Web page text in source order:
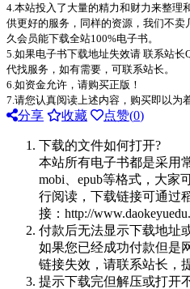
4.本站投入了大量的精力和财力来整理
供更好的服务，同样的资源，我们不
久会员能下载全站100%电子书。
5.如果电子书下载地址失效请 联系站
代找服务，如有需要，可联系站长。
6.如资金允许，请购买正版！
7.请您认真阅读上述内容，购买即以为
分享 收藏 点赞(0)
下载的文件如何打开?
本站所有电子书都是采用
mobi、epub等格式，大家
行阅读，下载链接可通过
接：http://
付款后无法显示下载地址
如果您已经成功付款但是
链接失效，请联系站长，
提示下载完但解压或打开